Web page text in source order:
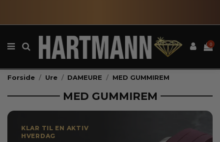
0
Forside Ure DAMEURE MED GUMMIREM
MED GUMMIREM
KLAR TIL EN AKTIV
HVERDAG